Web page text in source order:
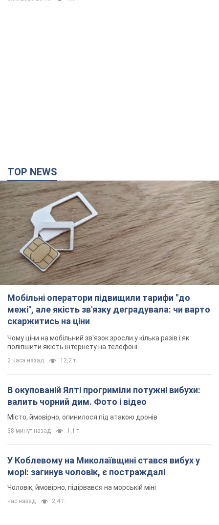
Мобільні оператори підвищили тарифи "до
межі", але якість зв'язку деградувала: чи варто
скаржитись на ціни
Чому ціни на мобільний зв'язок зросли у кілька разів і як
поліпшити якість інтернету на телефоні
2 часа назад 12,2 т.
В окупованій Ялті прогриміли потужні вибухи:
валить чорний дим. Фото і відео
Місто, ймовірно, опинилося під атакою дронів
38 минут назад 1,1 т.
У Коблевому на Миколаївщині стався вибух у
морі: загинув чоловік, є постраждалі
Чоловік, ймовірно, підірвався на морській міні
час назад 2,4 т.